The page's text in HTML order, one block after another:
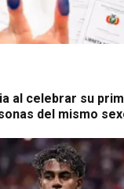
al celebrar su
del mismo